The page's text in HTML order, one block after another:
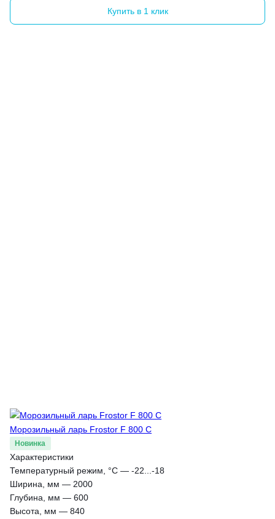
Купить в 1 клик
Морозильный ларь Frostor F 800 C
Новинка
Характеристики
Температурный режим, °С — -22...-18
Ширина, мм — 2000
Глубина, мм — 600
Высота, мм — 840